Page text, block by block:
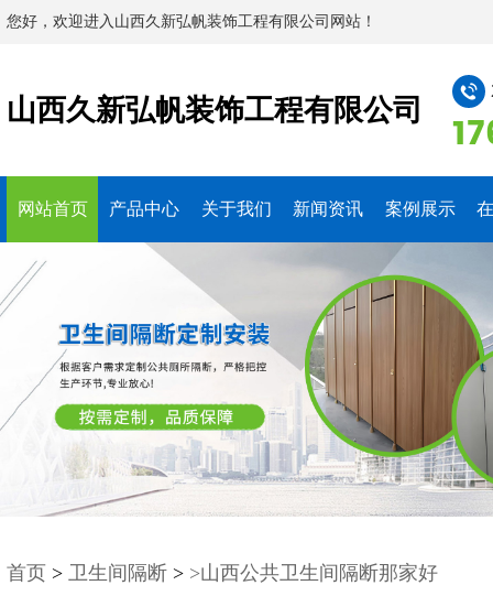
您好，欢迎进入山西久新弘帆装饰工程有限公司网站！
山西久新弘帆装饰工程有限公司
网站首页 产品中心 关于我们 新闻资讯 案例展示
首页 > 卫生间隔断 > >山西公共卫生间隔断那家好